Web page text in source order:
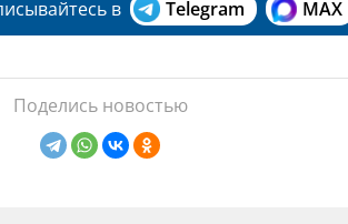
в Telegram MAX
Поделись новостью